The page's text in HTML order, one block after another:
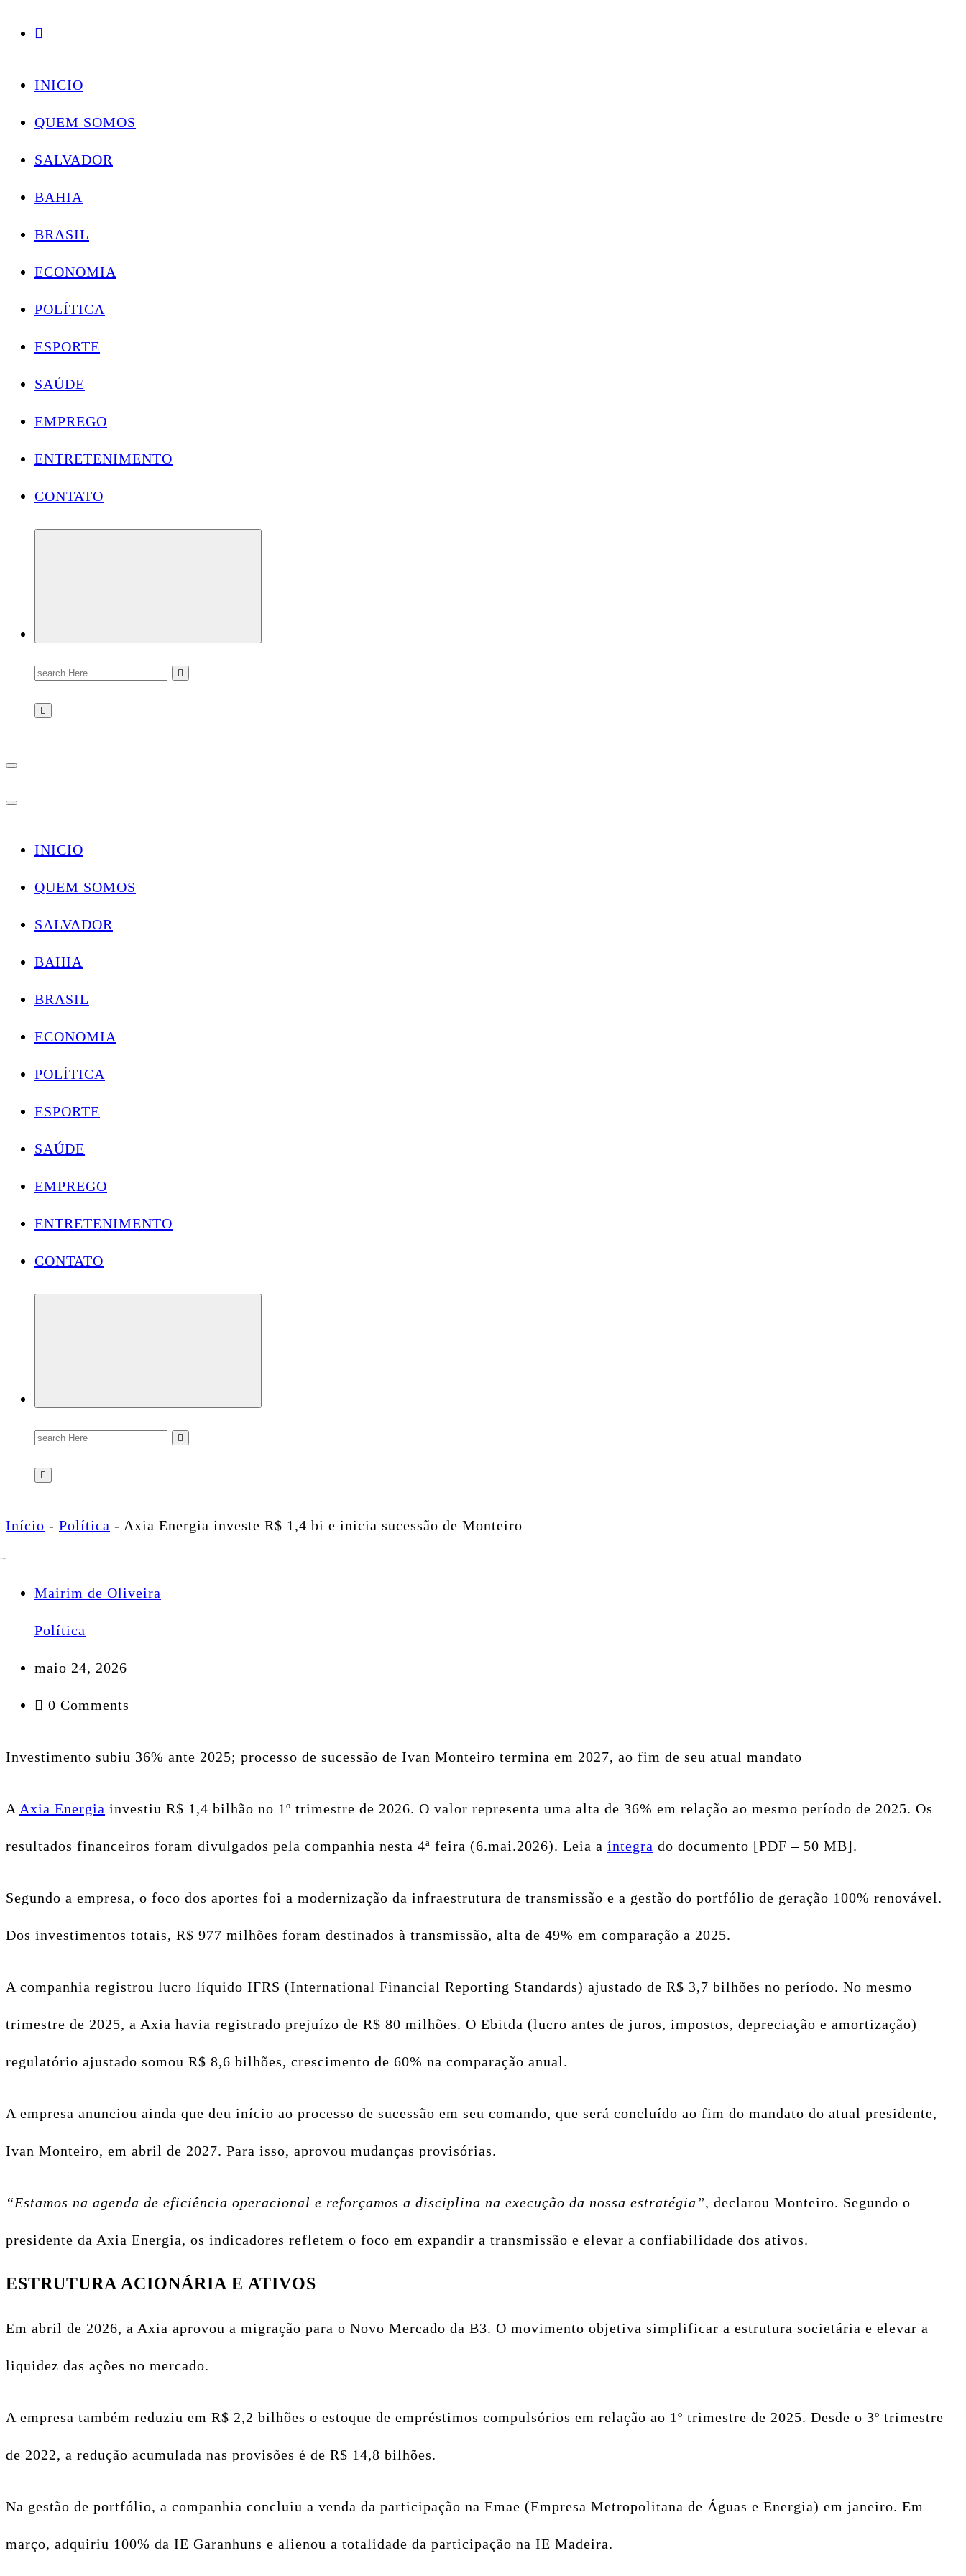
Skip
Conectando você às notícias do Brasil e do mundo com rapidez e confiabilidade.
INICIO
QUEM SOMOS
SALVADOR
BAHIA
BRASIL
ECONOMIA
POLÍTICA
ESPORTE
SAÚDE
EMPREGO
ENTRETENIMENTO
CONTATO
Search
for:
INICIO
QUEM SOMOS
SALVADOR
BAHIA
BRASIL
ECONOMIA
POLÍTICA
ESPORTE
SAÚDE
EMPREGO
ENTRETENIMENTO
CONTATO
Search
for:
Início - Política - Axia Energia investe R$ 1,4 bi e inicia sucessão de Monteiro
Mairim de Oliveira
Política
maio 24, 2026
0 Comments
Investimento subiu 36% ante 2025; processo de sucessão de Ivan Monteiro termina em 2027, ao fim de seu atual mandato
A Axia Energia investiu R$ 1,4 bilhão no 1º trimestre de 2026. O valor representa uma alta de 36% em relação ao mesmo período de 2025. Os
resultados financeiros foram divulgados pela companhia nesta 4ª feira (6.mai.2026). Leia a íntegra do documento [PDF – 50 MB].
Segundo a empresa, o foco dos aportes foi a modernização da infraestrutura de transmissão e a gestão do portfólio de geração 100% renovável.
Dos investimentos totais, R$ 977 milhões foram destinados à transmissão, alta de 49% em comparação a 2025.
A companhia registrou lucro líquido IFRS (International Financial Reporting Standards) ajustado de R$ 3,7 bilhões no período. No mesmo
trimestre de 2025, a Axia havia registrado prejuízo de R$ 80 milhões. O Ebitda (lucro antes de juros, impostos, depreciação e amortização)
regulatório ajustado somou R$ 8,6 bilhões, crescimento de 60% na comparação anual.
A empresa anunciou ainda que deu início ao processo de sucessão em seu comando, que será concluído ao fim do mandato do atual presidente,
Ivan Monteiro, em abril de 2027. Para isso, aprovou mudanças provisórias.
“Estamos na agenda de eficiência operacional e reforçamos a disciplina na execução da nossa estratégia”, declarou Monteiro. Segundo o
presidente da Axia Energia, os indicadores refletem o foco em expandir a transmissão e elevar a confiabilidade dos ativos.
ESTRUTURA ACIONÁRIA E ATIVOS
Em abril de 2026, a Axia aprovou a migração para o Novo Mercado da B3. O movimento objetiva simplificar a estrutura societária e elevar a
liquidez das ações no mercado.
A empresa também reduziu em R$ 2,2 bilhões o estoque de empréstimos compulsórios em relação ao 1º trimestre de 2025. Desde o 3º trimestre
de 2022, a redução acumulada nas provisões é de R$ 14,8 bilhões.
Na gestão de portfólio, a companhia concluiu a venda da participação na Emae (Empresa Metropolitana de Águas e Energia) em janeiro. Em
março, adquiriu 100% da IE Garanhuns e alienou a totalidade da participação na IE Madeira.